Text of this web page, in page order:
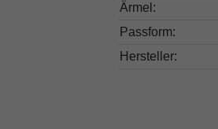
Ärmel:
Passform:
Hersteller: